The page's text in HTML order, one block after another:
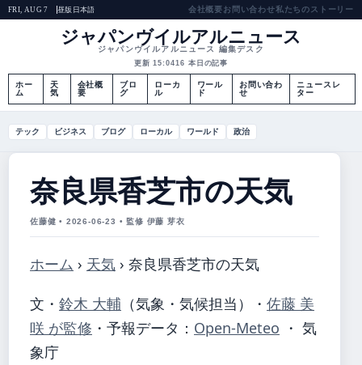
FRI, AUG 7 昼版 日本語 会社概要お問い合わせ私たちのストーリー
ジャパンヴイルアルニュース
ジャパンヴイルアルニュース 編集デスク
更新 15:0416 本日の記事
ホー
ム
天
気
会社概
要
ブロ
グ
ローカ
ル
ワール
ド
お問い合わ
せ
ニュースレ
ター
テック ビジネス ブログ ローカル ワールド 政治
奈良県香芝市の天気
佐藤健 • 2026-06-23 • 監修 伊藤 芽衣
ホーム › 天気 › 奈良県香芝市の天気
文・ 鈴木 大輔 （気象・気候担当） ・ 佐藤 美
咲 が監修 ・ 予報データ： Open-Meteo ・ 気
象庁